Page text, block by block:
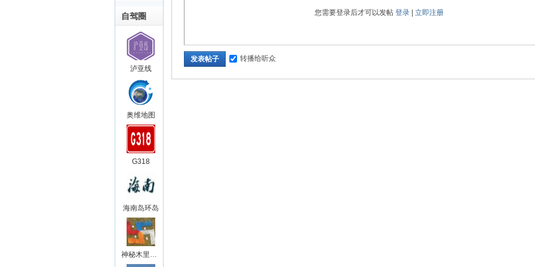
自驾圈
泸亚线
奥维地图
G318
海南岛环岛
神秘木里王国
您需要登录后才可以发帖 登录| 立即注册
发表帖子 转播给听众